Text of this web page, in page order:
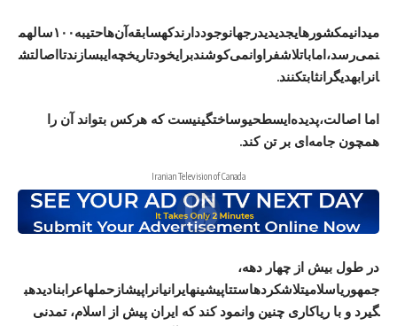
میدانیمکشورهایجدیدیدر جهانوجوددارندکهسابقه‌آن‌هاحتیبه۱۰۰سالهم
نمی‌رسد،اماباتلاشفراوانمی‌کوشندبرایخودتاریخچه‌ایبسازندتااصالتش
انرابهدیگرانثابتکنند.
اما اصالت،پدیده‌ایسطحیوساختگینیست که هرکس بتواند آن را
همچون جامه‌ای بر تن کند.
Iranian Television of Canada
در طول بیش از چهار دهه،
جمهوریاسلامیتلاشکردهاستتاپیشینهایرانیانراپیشاز حملهاعرابنادیدهب
گیرد و با ریاکاری چنین وانمود کند که ایران پیش از اسلام، تمدنی